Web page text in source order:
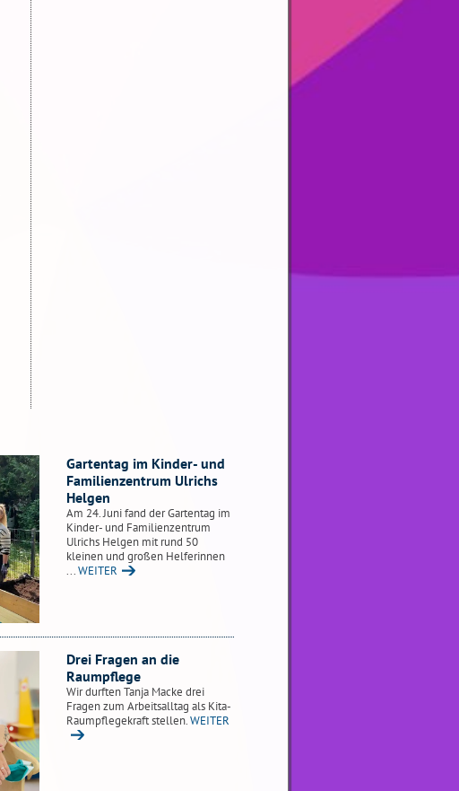
Gartentag im Kinder- und
Familienzentrum Ulrichs
Helgen
Am 24. Juni fand der Gartentag im
Kinder- und Familienzentrum
Ulrichs Helgen mit rund 50
kleinen und großen Helferinnen
...WEITER
Drei Fragen an die
Raumpflege
Wir durften Tanja Macke drei
Fragen zum Arbeitsalltag als Kita-
Raumpflegekraft stellen.WEITER